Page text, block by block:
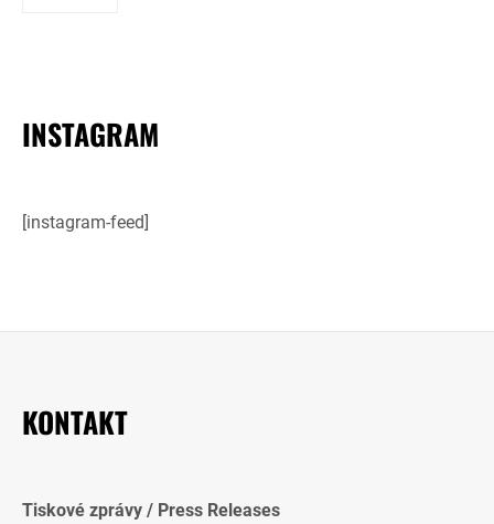
INSTAGRAM
[instagram-feed]
KONTAKT
Tiskové zprávy / Press Releases